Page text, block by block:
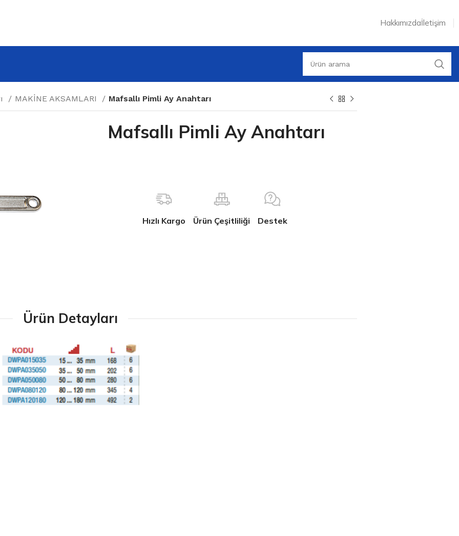
Hakkımızdaİletişim
MAKİNE AKSAMLARI Mafsallı Pimli Ay Anahtarı
Mafsallı Pimli Ay Anahtarı
Hızlı Kargo Ürün Çeşitliliği Destek
Ürün Detayları